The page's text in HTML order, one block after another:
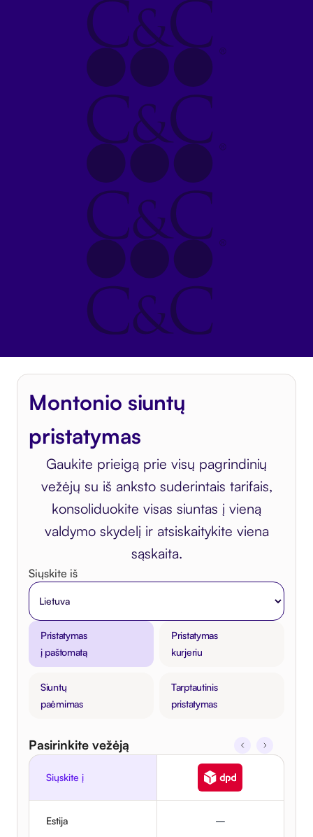
Montonio siuntų
pristatymas
Gaukite prieigą prie visų pagrindinių
vežėjų su iš anksto suderintais tarifais,
konsoliduokite visas siuntas į vieną
valdymo skydelį ir atsiskaitykite viena
sąskaita.
Siųskite iš
Pristatymas
į paštomatą
Pristatymas
kurjeriu
Siuntų
paėmimas
Tarptautinis
pristatymas
Pasirinkite vežėją
Siųskite į
Estija –